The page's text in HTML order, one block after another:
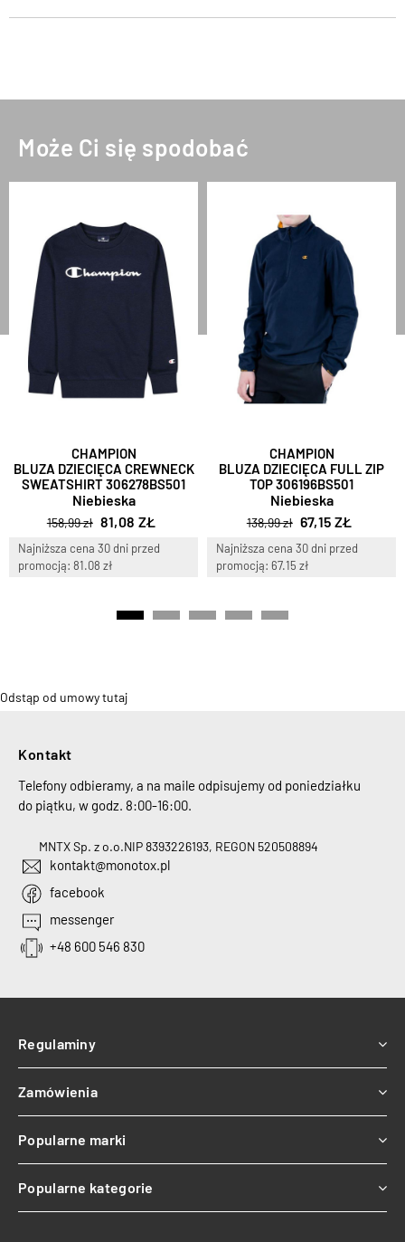
Może Ci się spodobać
CHAMPION
BLUZA DZIECIĘCA CREWNECK
SWEATSHIRT 306278BS501
Niebieska
158,99 zł 81,08 ZŁ
Najniższa cena 30 dni przed
promocją: 81.08 zł
CHAMPION
BLUZA DZIECIĘCA FULL ZIP
TOP 306196BS501
Niebieska
138,99 zł 67,15 ZŁ
Najniższa cena 30 dni przed
promocją: 67.15 zł
Odstąp od umowy tutaj
Kontakt
Telefony odbieramy, a na maile odpisujemy od poniedziałku
do piątku, w godz. 8:00-16:00.
MNTX Sp. z o.o.NIP 8393226193, REGON 520508894
kontakt@monotox.pl
facebook
messenger
+48 600 546 830
Regulaminy
Zamówienia
Popularne marki
Popularne kategorie